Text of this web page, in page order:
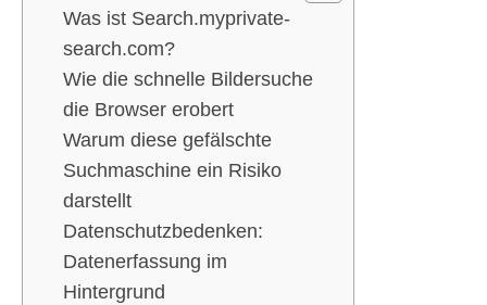
Was ist Search.myprivate-
search.com?
Wie die schnelle Bildersuche
die Browser erobert
Warum diese gefälschte
Suchmaschine ein Risiko
darstellt
Datenschutzbedenken:
Datenerfassung im
Hintergrund